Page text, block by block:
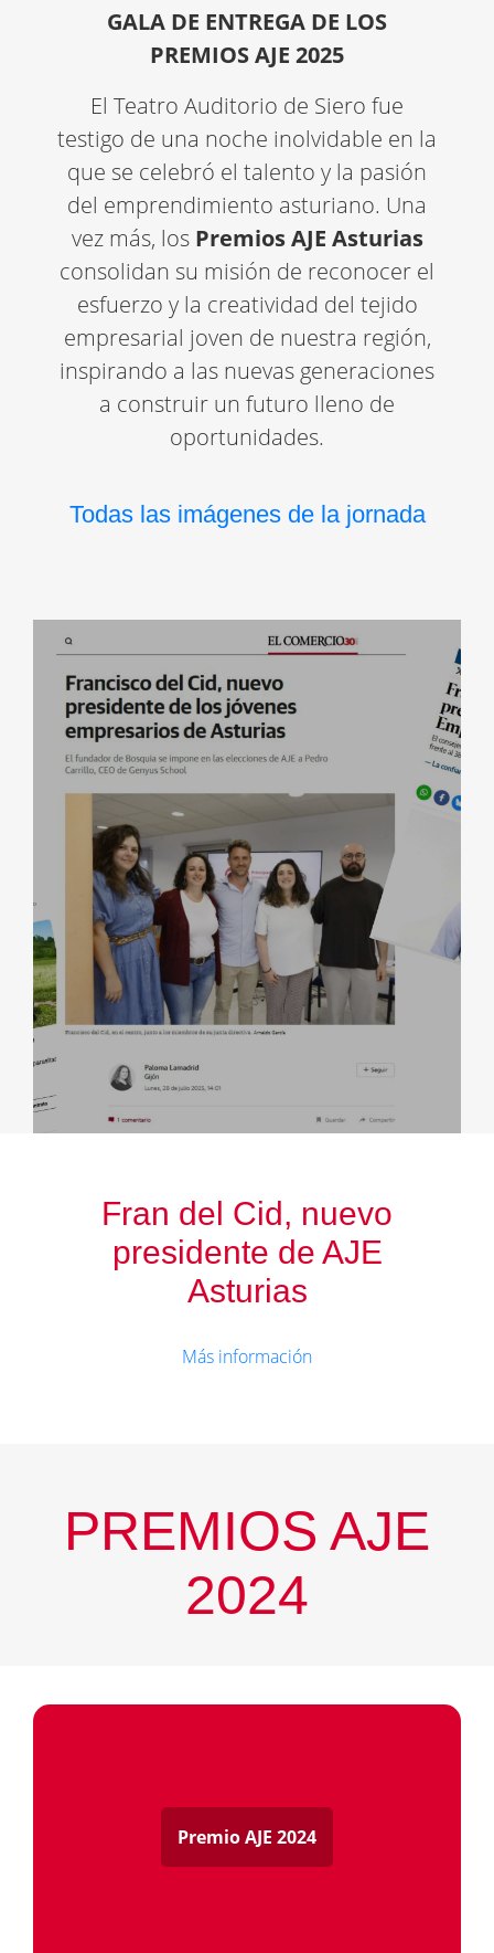
GALA DE ENTREGA DE LOS
PREMIOS AJE 2025
El Teatro Auditorio de Siero fue
testigo de una noche inolvidable en la
que se celebró el talento y la pasión
del emprendimiento asturiano. Una
vez más, los Premios AJE Asturias
consolidan su misión de reconocer el
esfuerzo y la creatividad del tejido
empresarial joven de nuestra región,
inspirando a las nuevas generaciones
a construir un futuro lleno de
oportunidades.
Todas las imágenes de la jornada
Fran del Cid, nuevo
presidente de AJE
Asturias
Más información
PREMIOS AJE
2024
Premio AJE 2024